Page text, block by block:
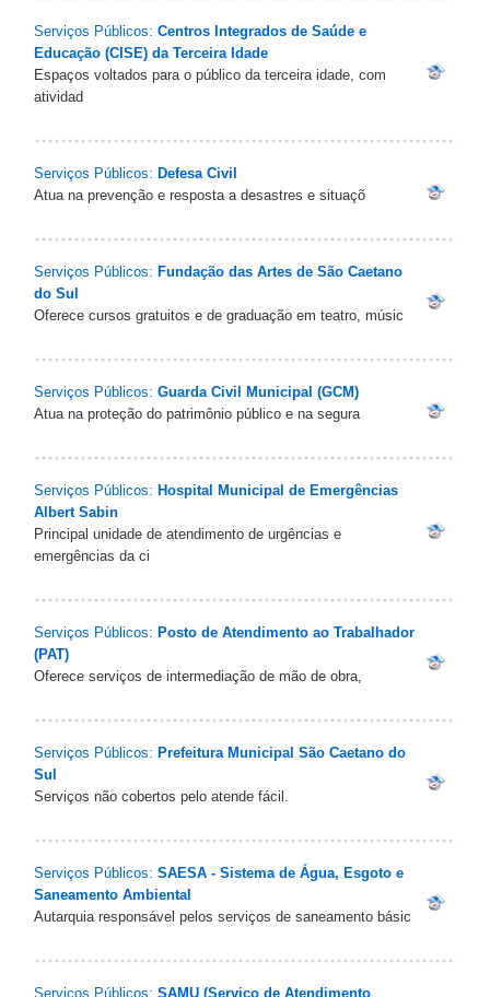
Serviços Públicos: Centros Integrados de Saúde e
Educação (CISE) da Terceira Idade
Espaços voltados para o público da terceira idade, com
atividad
Serviços Públicos: Defesa Civil
Atua na prevenção e resposta a desastres e situaçõ
Serviços Públicos: Fundação das Artes de São Caetano
do Sul
Oferece cursos gratuitos e de graduação em teatro, músic
Serviços Públicos: Guarda Civil Municipal (GCM)
Atua na proteção do patrimônio público e na segura
Serviços Públicos: Hospital Municipal de Emergências
Albert Sabin
Principal unidade de atendimento de urgências e
emergências da ci
Serviços Públicos: Posto de Atendimento ao Trabalhador
(PAT)
Oferece serviços de intermediação de mão de obra,
Serviços Públicos: Prefeitura Municipal São Caetano do
Sul
Serviços não cobertos pelo atende fácil.
Serviços Públicos: SAESA - Sistema de Água, Esgoto e
Saneamento Ambiental
Autarquia responsável pelos serviços de saneamento básic
Serviços Públicos: SAMU (Serviço de Atendimento